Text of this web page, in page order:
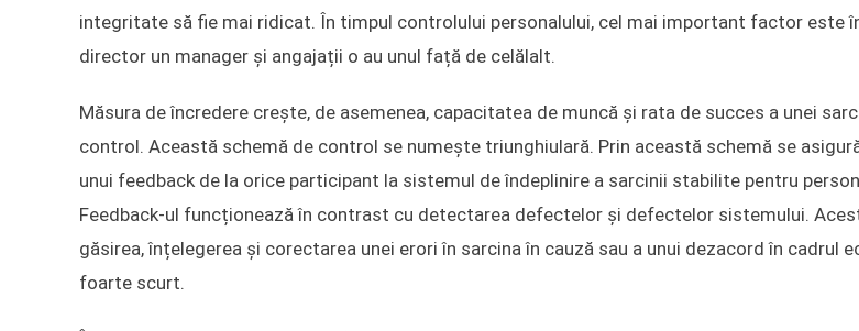
integritate să fie mai ridicat. În timpul controlului personalului, cel mai important factor este
director un manager și angajații o au unul față de celălalt.
Măsura de încredere crește, de asemenea, capacitatea de muncă și rata de succes a unei
control. Această schemă de control se numește triunghiulară. Prin această schemă se
unui feedback de la orice participant la sistemul de îndeplinire a sarcinii stabilite pentru
Feedback-ul funcționează în contrast cu detectarea defectelor și defectelor sistemului.
găsirea, înțelegerea și corectarea unei erori în sarcina în cauză sau a unui dezacord în cadrul
foarte scurt.